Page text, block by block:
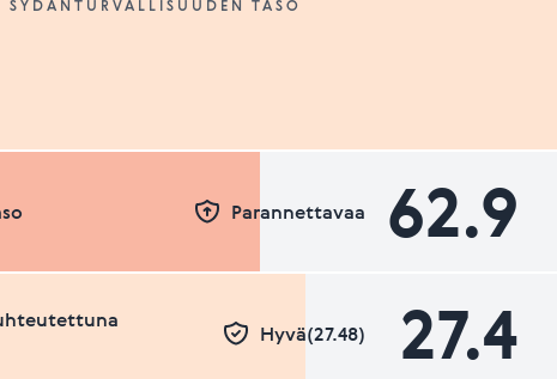
SYDÄNTURVALLISUUDEN TASO
62.9
Parannettavaa
27.4
Hyvä(27.48)